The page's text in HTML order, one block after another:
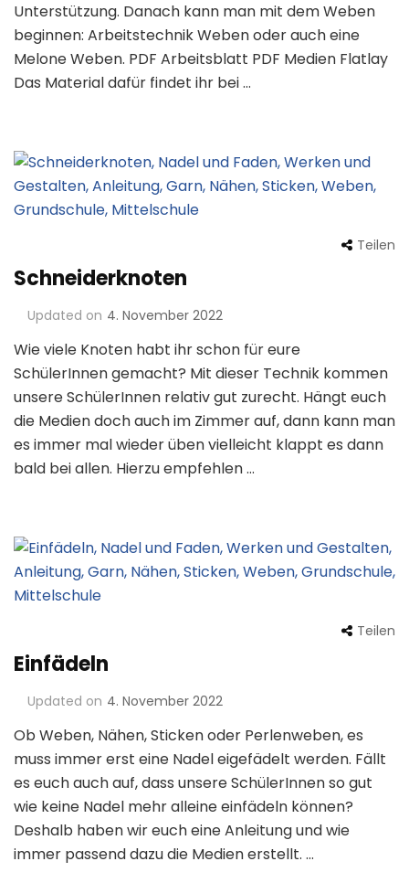
Unterstützung. Danach kann man mit dem Weben
beginnen: Arbeitstechnik Weben oder auch eine
Melone Weben. PDF Arbeitsblatt PDF Medien Flatlay
Das Material dafür findet ihr bei …
Teilen
Schneiderknoten
Updated on 4. November 2022
Wie viele Knoten habt ihr schon für eure
SchülerInnen gemacht? Mit dieser Technik kommen
unsere SchülerInnen relativ gut zurecht. Hängt euch
die Medien doch auch im Zimmer auf, dann kann man
es immer mal wieder üben vielleicht klappt es dann
bald bei allen. Hierzu empfehlen …
Teilen
Einfädeln
Updated on 4. November 2022
Ob Weben, Nähen, Sticken oder Perlenweben, es
muss immer erst eine Nadel eigefädelt werden. Fällt
es euch auch auf, dass unsere SchülerInnen so gut
wie keine Nadel mehr alleine einfädeln können?
Deshalb haben wir euch eine Anleitung und wie
immer passend dazu die Medien erstellt. …